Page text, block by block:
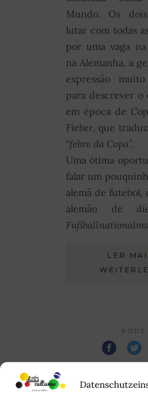
Mundo. Os
lutar com todas
por uma vaga
na Alemanha, a
expressão
para descrever o
em época de
Fieber , que
“febre da Copa”.
Uma ótima
falar um
alemã de futebol,
alemão de
LER
RODE